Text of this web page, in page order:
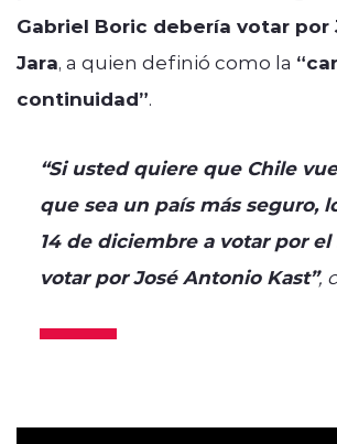
Gabriel Boric debería votar
Jara, a quien definió como la
continuidad”.
“Si usted quiere que Chile
que sea un país más seguro,
14 de diciembre a votar por el
votar por José Antonio Kast”,